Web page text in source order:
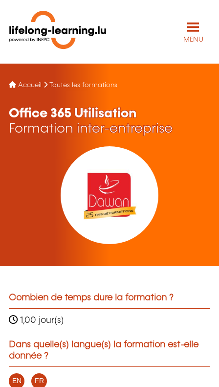
MENU
Accueil Toutes les formations
Office 365 Utilisation
Formation inter-entreprise
Combien de temps dure la formation ?
1,00 jour(s)
Dans quelle(s) langue(s) la formation est-elle
donnée ?
EN FR